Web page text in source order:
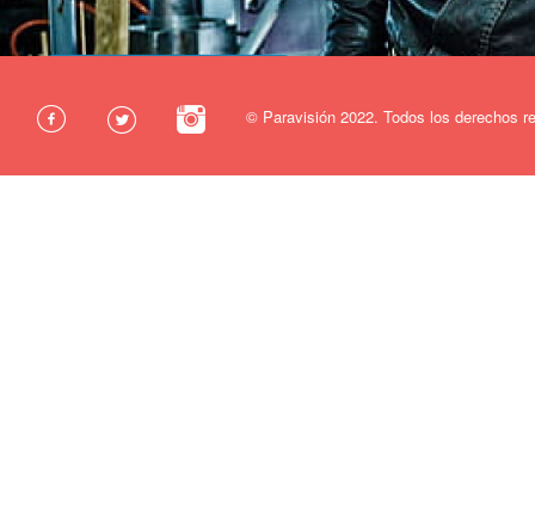
© Paravisión 2022. Todos los derechos